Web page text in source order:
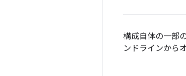
構成自体の一部
ンドラインから